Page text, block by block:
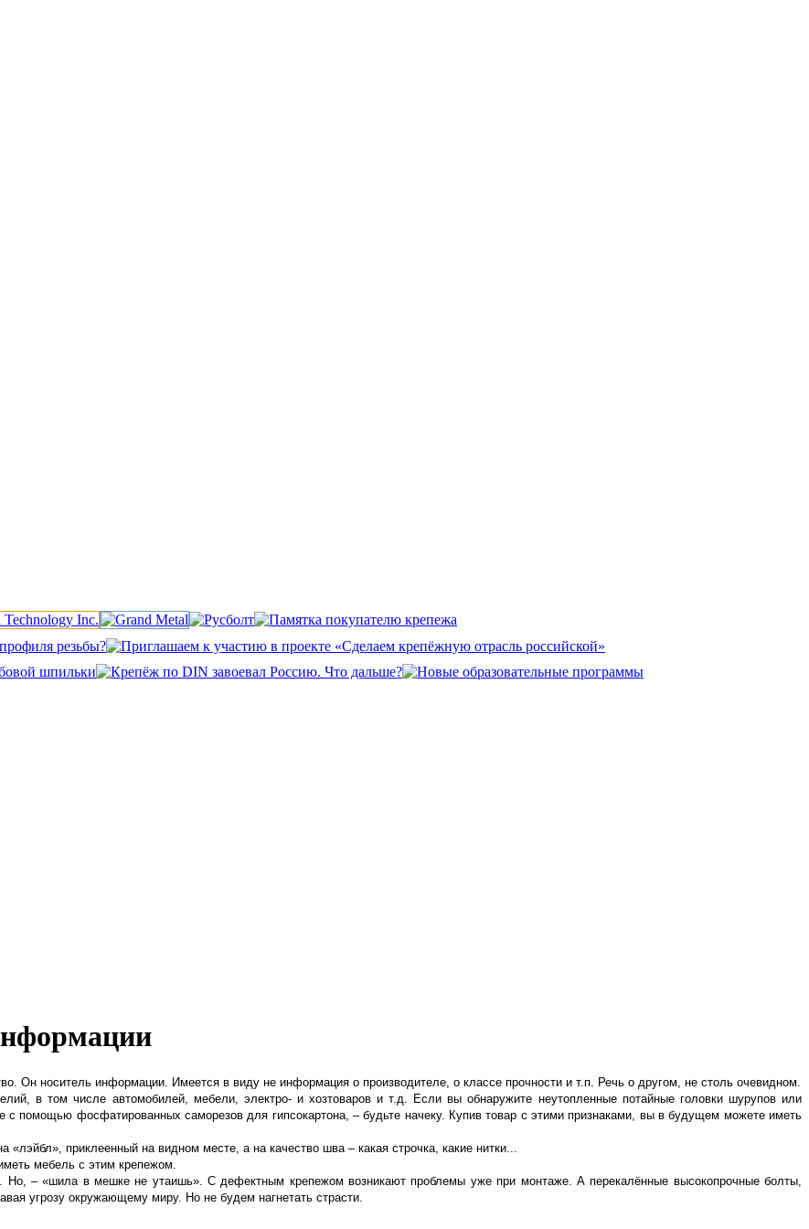
Он носитель информации. Имеется в виду не информация о производителе, о классе прочности и т.п. Речь о другом, не столь очевидном.
в том числе автомобилей, мебели, электро- и хозтоваров и т.д. Если вы обнаружите неутопленные потайные головки шурупов или
с помощью фосфатированных саморезов для гипсокартона, – будьте начеку. Купив товар с этими признаками, вы в будущем можете иметь
приклеенный на видном месте, а на качество шва – какая строчка, какие нитки...
мебель с этим крепежом.
Но, – «шила в мешке не утаишь». С дефектным крепежом возникают проблемы уже при монтаже. А перекалённые высокопрочные болты,
угрозу окружающему миру. Но не будем нагнетать страсти.